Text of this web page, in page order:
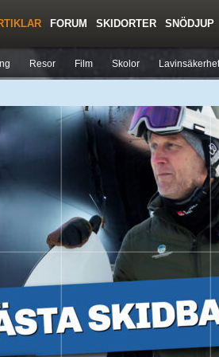
Resor Film Skolor Lavinsäkerhet
FORUM SKIDORTER SNÖDJUP